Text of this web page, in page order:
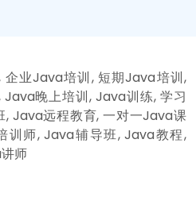
企业Java培训, 短期Java培训,
晚上培训, Java训练, 学习
Java远程教育, 一对一Java课
训师, Java辅导班, Java教程,
师